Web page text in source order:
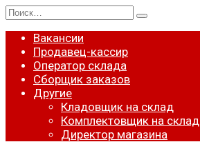
Перейти
к
содержанию
Search
for:
Вакансии
Продавец-кассир
Оператор склада
Сборщик заказов
Другие
Кладовщик на склад
Комплектовщик на склад
Директор магазина